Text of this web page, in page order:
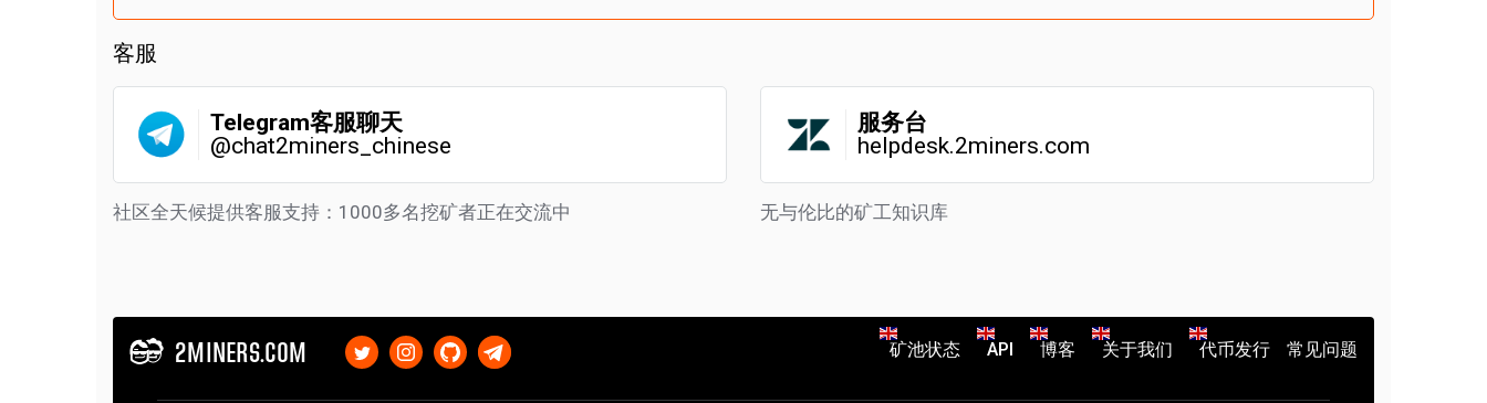
客服
Telegram客服聊天
@chat2miners_chinese
社区全天候提供客服支持：1000多名挖矿者正在交流中
服务台
helpdesk.2miners.com
无与伦比的矿工知识库
2MINERS.COM 矿池状态 API 博客 关于我们 代币发行 常见问题